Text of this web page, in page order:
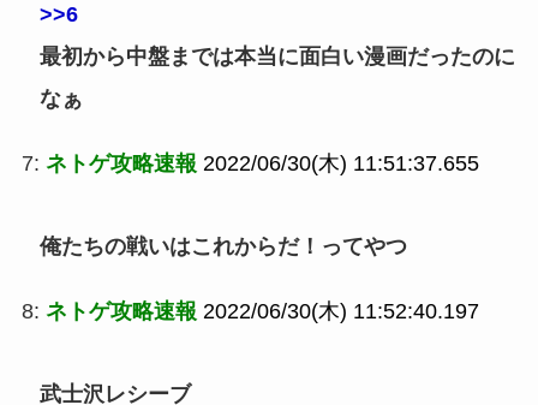
>>6
最初から中盤までは本当に面白い漫画だったのに
なぁ
7: ネトゲ攻略速報 2022/06/30(木) 11:51:37.655
俺たちの戦いはこれからだ！ってやつ
8: ネトゲ攻略速報 2022/06/30(木) 11:52:40.197
武士沢レシーブ